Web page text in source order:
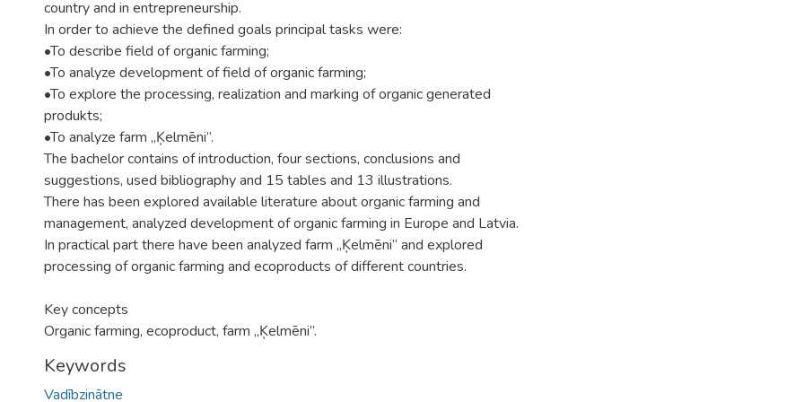
country and in entrepreneurship.
In order to achieve the defined goals principal tasks were:
•To describe field of organic farming;
•To analyze development of field of organic farming;
•To explore the processing, realization and marking of organic generated
produkts;
•To analyze farm „Ķelmēni”.
The bachelor contains of introduction, four sections, conclusions and
suggestions, used bibliography and 15 tables and 13 illustrations.
There has been explored available literature about organic farming and
management, analyzed development of organic farming in Europe and Latvia.
In practical part there have been analyzed farm „Ķelmēni” and explored
processing of organic farming and ecoproducts of different countries.
Key concepts
Organic farming, ecoproduct, farm „Ķelmēni”.
Keywords
Vadībzinātne